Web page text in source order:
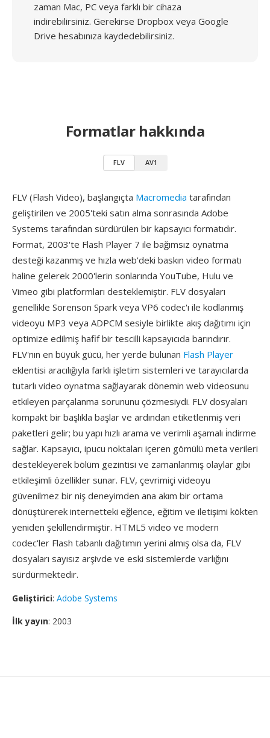
zaman Mac, PC veya farklı bir cihaza
indirebilirsiniz. Gerekirse Dropbox veya Google
Drive hesabınıza kaydedebilirsiniz.
Formatlar hakkında
FLV AV1
FLV (Flash Video), başlangıçta Macromedia tarafından
geliştirilen ve 2005'teki satın alma sonrasında Adobe
Systems tarafından sürdürülen bir kapsayıcı formatıdır.
Format, 2003'te Flash Player 7 ile bağımsız oynatma
desteği kazanmış ve hızla web'deki baskın video formatı
haline gelerek 2000'lerin sonlarında YouTube, Hulu ve
Vimeo gibi platformları desteklemiştir. FLV dosyaları
genellikle Sorenson Spark veya VP6 codec'ı ile kodlanmış
videoyu MP3 veya ADPCM sesiyle birlikte akış dağıtımı için
optimize edilmiş hafif bir tescilli kapsayıcıda barındırır.
FLV'nın en büyük gücü, her yerde bulunan Flash Player
eklentisi aracılığıyla farklı işletim sistemleri ve tarayıcılarda
tutarlı video oynatma sağlayarak dönemin web videosunu
etkileyen parçalanma sorununu çözmesiydi. FLV dosyaları
kompakt bir başlıkla başlar ve ardından etiketlenmiş veri
paketleri gelir; bu yapı hızlı arama ve verimli aşamalı i̇ndirme
sağlar. Kapsayıcı, ipucu noktaları içeren gömülü meta verileri
destekleyerek bölüm gezintisi ve zamanlanmış olaylar gibi
etkileşimli özellikler sunar. FLV, çevrimiçi videoyu
güvenilmez bir niş deneyimden ana akım bir ortama
dönüştürerek internetteki eğlence, eğitim ve iletişimi kökten
yeniden şekillendirmiştir. HTML5 video ve modern
codec'ler Flash tabanlı dağıtımın yerini almış olsa da, FLV
dosyaları sayısız arşivde ve eski sistemlerde varlığını
sürdürmektedir.
Geliştirici: Adobe Systems
İlk yayın: 2003